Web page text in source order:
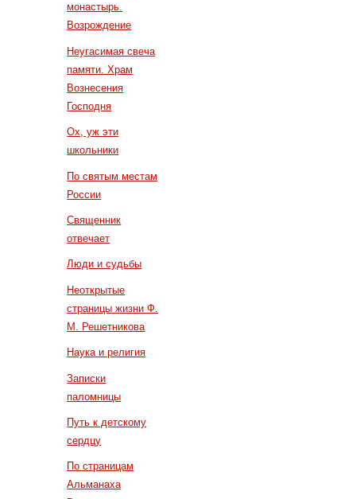
монастырь.
Возрождение
Неугасимая свеча
памяти. Храм
Вознесения
Господня
Ох, уж эти
школьники
По святым местам
России
Священник
отвечает
Люди и судьбы
Неоткрытые
страницы жизни Ф.
М. Решетникова
Наука и религия
Записки
паломницы
Путь к детскому
сердцу
По страницам
Альманаха